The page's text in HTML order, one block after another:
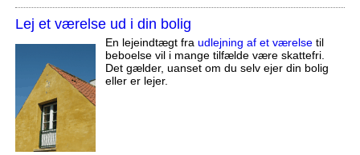
Lej et værelse ud i din bolig
En lejeindtægt fra udlejning af et værelsetil
beboelse vil i mange tilfælde være skattefri.
Det gælder, uanset om du selv ejer din bolig
eller er lejer.